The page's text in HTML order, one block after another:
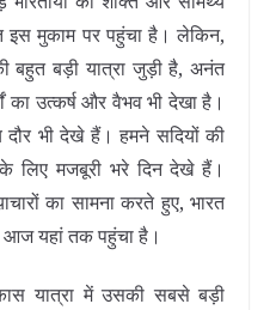
इस मुकाम पर पहुंचा है। लेकिन,
बहुत बड़ी यात्रा जुड़ी है, अनंत
का उत्कर्ष और वैभव भी देखा है।
भी देखे हैं। हमने सदियों की
लिए मजबूरी भरे दिन देखे हैं।
का सामना करते हुए, भारत
आज यहां तक पहुंचा है।
यात्रा में उसकी सबसे बड़ी